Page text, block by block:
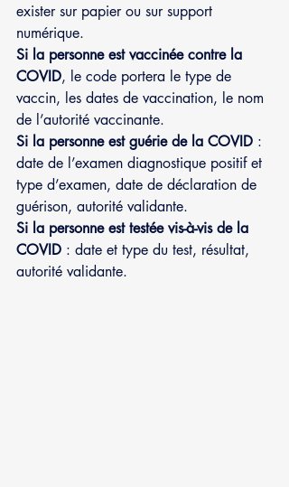
exister sur papier ou sur support
numérique.
Si la personne est vaccinée contre la
COVID, le code portera le type de
vaccin, les dates de vaccination, le nom
de l’autorité vaccinante.
Si la personne est guérie de la COVID :
date de l’examen diagnostique positif et
type d’examen, date de déclaration de
guérison, autorité validante.
Si la personne est testée vis-à-vis de la
COVID : date et type du test, résultat,
autorité validante.